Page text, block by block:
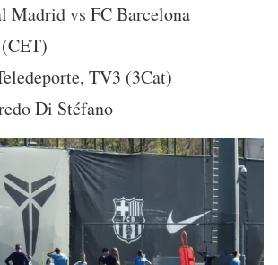
Madrid vs FC Barcelona
TV3 (3Cat)
Di Stéfano